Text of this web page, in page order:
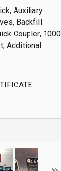
Auxiliary
Backfill
Coupler, 1000
Additional